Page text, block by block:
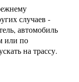
случаев -
автомобиль
или по
на трассу.